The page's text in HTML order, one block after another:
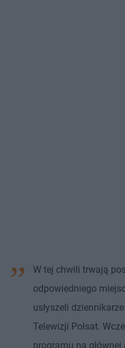
W tej chwili trwają
odpowiedniego
usłyszeli
Telewizji Polsat.
programu na głównej